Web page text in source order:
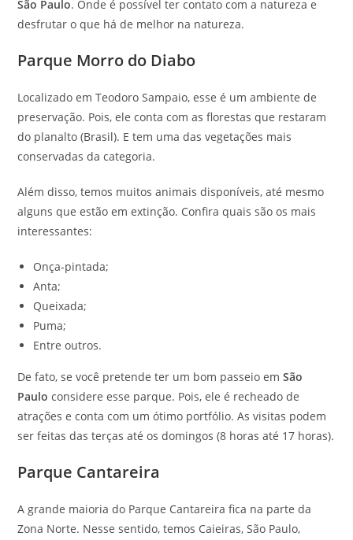
São Paulo. Onde é possível ter contato com a natureza e
desfrutar o que há de melhor na natureza.
Parque Morro do Diabo
Localizado em Teodoro Sampaio, esse é um ambiente de
preservação. Pois, ele conta com as florestas que restaram
do planalto (Brasil). E tem uma das vegetações mais
conservadas da categoria.
Além disso, temos muitos animais disponíveis, até mesmo
alguns que estão em extinção. Confira quais são os mais
interessantes:
Onça-pintada;
Anta;
Queixada;
Puma;
Entre outros.
De fato, se você pretende ter um bom passeio emSão
Pauloconsidere esse parque. Pois, ele é recheado de
atrações e conta com um ótimo portfólio. As visitas podem
ser feitas das terças até os domingos (8 horas até 17 horas).
Parque Cantareira
A grande maioria do Parque Cantareira fica na parte da
Zona Norte. Nesse sentido, temos Caieiras, São Paulo,